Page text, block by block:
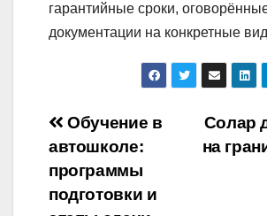
гарантийные сроки,
документации на конкретные
Навигация
по
записям
Солар
на
Обучение в
автошколе:
программы
подготовки и